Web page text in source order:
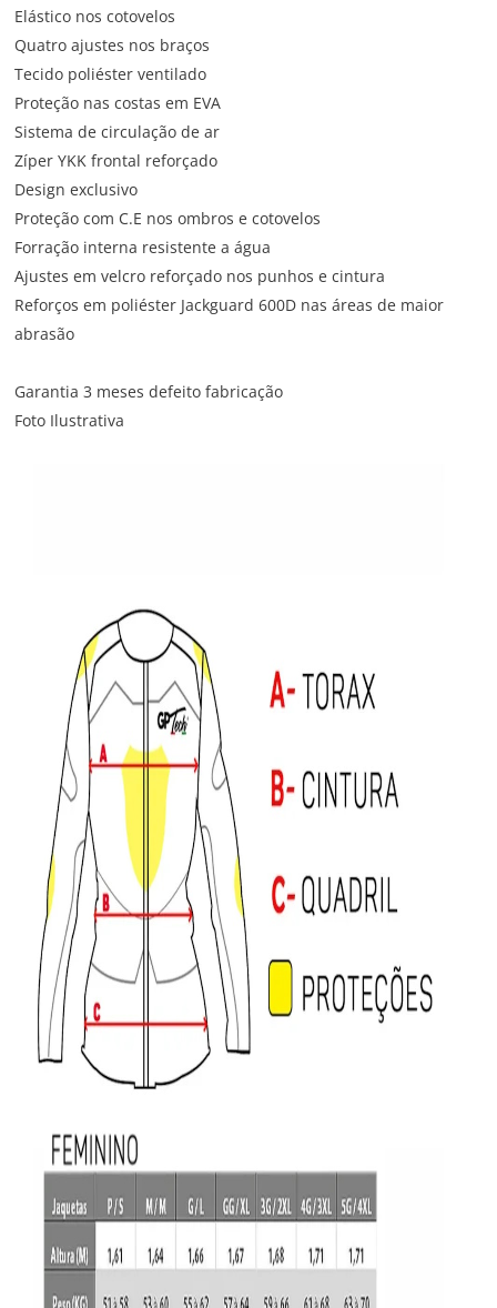
Elástico nos cotovelos
Quatro ajustes nos braços
Tecido poliéster ventilado
Proteção nas costas em EVA
Sistema de circulação de ar
Zíper YKK frontal reforçado
Design exclusivo
Proteção com C.E nos ombros e cotovelos
Forração interna resistente a água
Ajustes em velcro reforçado nos punhos e cintura
Reforços em poliéster Jackguard 600D nas áreas de maior
abrasão
Garantia 3 meses defeito fabricação
Foto Ilustrativa